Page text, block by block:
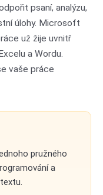
psaní, analýzu,
úlohy. Microsoft
už žije uvnitř
a Wordu.
vaše práce
pružného
a